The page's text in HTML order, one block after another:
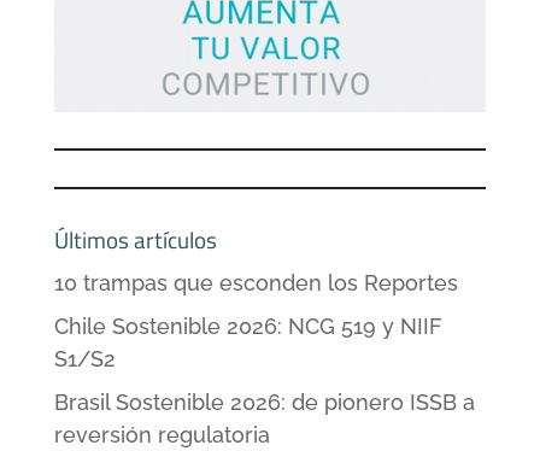
Últimos artículos
10 trampas que esconden los Reportes
Chile Sostenible 2026: NCG 519 y NIIF
S1/S2
Brasil Sostenible 2026: de pionero ISSB a
reversión regulatoria